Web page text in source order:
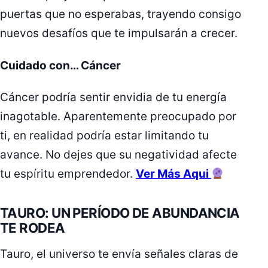
puertas que no esperabas, trayendo consigo
nuevos desafíos que te impulsarán a crecer.
Cuidado con… Cáncer
Cáncer podría sentir envidia de tu energía
inagotable. Aparentemente preocupado por
ti, en realidad podría estar limitando tu
avance. No dejes que su negatividad afecte
tu espíritu emprendedor. Ver Más Aqui
TAURO: UN PERÍODO DE ABUNDANCIA
TE RODEA
Tauro, el universo te envía señales claras de